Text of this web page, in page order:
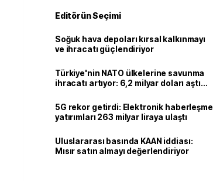
Editörün Seçimi
Soğuk hava depoları kırsal kalkınmayı
ve ihracatı güçlendiriyor
Türkiye'nin NATO ülkelerine savunma
ihracatı artıyor: 6,2 milyar doları aştı
5G rekor getirdi: Elektronik haberleşme
yatırımları 263 milyar liraya ulaştı
Uluslararası basında KAAN iddiası:
Mısır satın almayı değerlendiriyor